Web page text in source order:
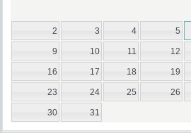
2 3 4 5
9 10 11 12
16 17 18 19
23 24 25 26
30 31